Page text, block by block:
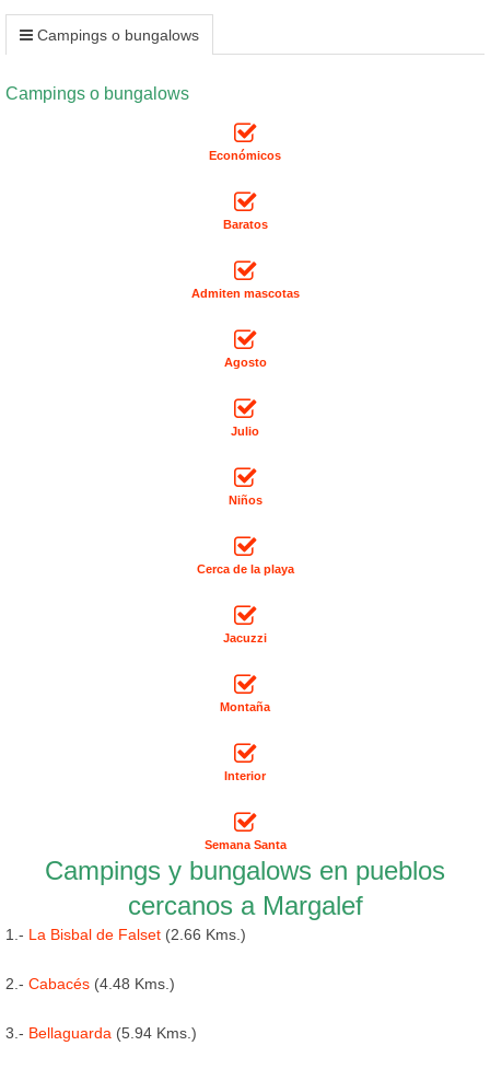
Campings o bungalows
Campings o bungalows
Económicos
Baratos
Admiten mascotas
Agosto
Julio
Niños
Cerca de la playa
Jacuzzi
Montaña
Interior
Semana Santa
Campings y bungalows en pueblos
cercanos a Margalef
1.- La Bisbal de Falset (2.66 Kms.)
2.- Cabacés (4.48 Kms.)
3.- Bellaguarda (5.94 Kms.)